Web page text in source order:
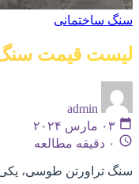
سنگ ساختمانی
لیست قیمت سنگ
admin
۰۳ مارس ۲۰۲۴
۰ دقیقه مطالعه
سنگ تراورتن طوسی،